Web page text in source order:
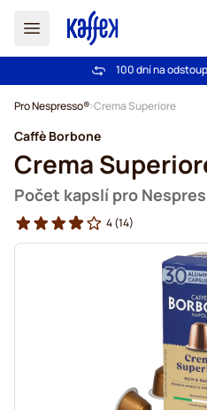
Bezplatná
100 dní na
Pro Nespresso® Crema Superiore
Caffè Borbone
Crema
Počet kapslí pro
4(14)